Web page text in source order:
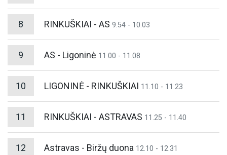
8 RINKUŠKIAI - AS 9.54 - 10.03
9 AS - Ligoninė 11.00 - 11.08
10 LIGONINĖ - RINKUŠKIAI 11.10 - 11.23
11 RINKUŠKIAI - ASTRAVAS 11.25 - 11.40
12 Astravas - Biržų duona 12.10 - 12.31